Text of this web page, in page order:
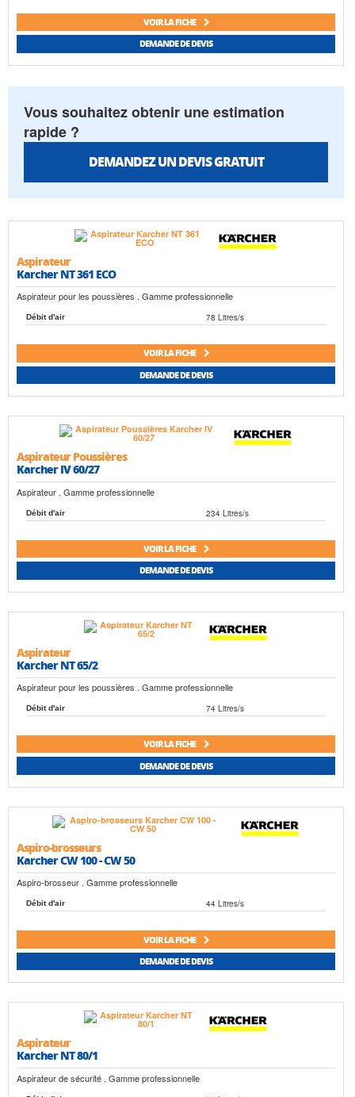
VOIR LA FICHE
DEMANDE DE DEVIS
Vous souhaitez obtenir une estimation
rapide ?
DEMANDEZ UN DEVIS GRATUIT
Aspirateur
Karcher NT 361 ECO
Aspirateur pour les poussières . Gamme professionnelle
Débit d'air 78 Litres/s
VOIR LA FICHE
DEMANDE DE DEVIS
Aspirateur Poussières
Karcher IV 60/27
Aspirateur . Gamme professionnelle
Débit d'air 234 Litres/s
VOIR LA FICHE
DEMANDE DE DEVIS
Aspirateur
Karcher NT 65/2
Aspirateur pour les poussières . Gamme professionnelle
Débit d'air 74 Litres/s
VOIR LA FICHE
DEMANDE DE DEVIS
Aspiro-brosseurs
Karcher CW 100 - CW 50
Aspiro-brosseur . Gamme professionnelle
Débit d'air 44 Litres/s
VOIR LA FICHE
DEMANDE DE DEVIS
Aspirateur
Karcher NT 80/1
Aspirateur de sécurité . Gamme professionnelle